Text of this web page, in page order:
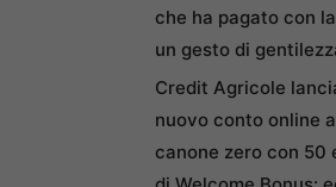
che ha pagato con
un gesto di
Credit Agricole
nuovo conto online a
canone zero con 50